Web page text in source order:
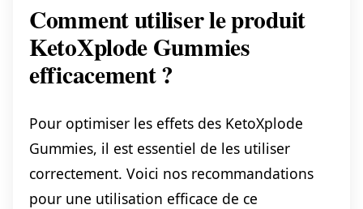
Comment utiliser le produit
KetoXplode Gummies
efficacement ?
Pour optimiser les effets des KetoXplode
Gummies, il est essentiel de les utiliser
correctement. Voici nos recommandations
pour une utilisation efficace de ce